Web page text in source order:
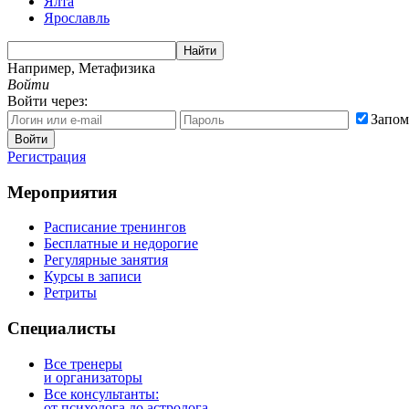
Ярославль
Найти
Например, Метафизика
Войти
Войти через:
Войти
Регистрация
Мероприятия
Расписание тренингов
Бесплатные и недорогие
Регулярные занятия
Курсы в записи
Ретриты
Специалисты
Все тренеры
и организаторы
Все консультанты: